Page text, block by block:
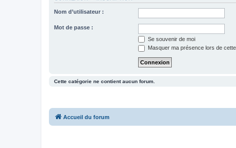
Nom d’utilisateur :
Mot de passe :
Se souvenir de moi
Masquer ma présence lors de
Cette catégorie ne contient aucun forum.
Accueil du forum